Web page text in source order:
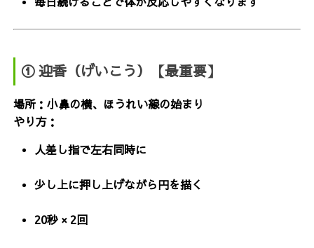
① 迎香（げいこう）【最重要】
場所：小鼻の横、ほうれい線の始まり
やり方：
人差し指で左右同時に
少し上に押し上げながら円を描く
20秒 × 2回